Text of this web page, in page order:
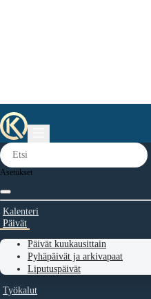
Asetukset
Kalenteri
Päivät
Päivät kuukausittain
Pyhäpäivät ja arkivapaat
Liputuspäivät
Työkalut